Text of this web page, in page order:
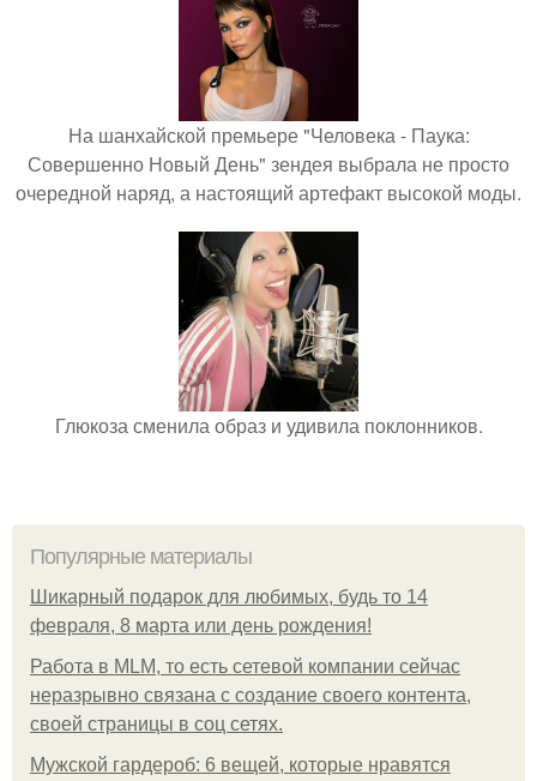
На шанхайской премьере "Человека - Паука:
Совершенно Новый День" зендея выбрала не просто
очередной наряд, а настоящий артефакт высокой моды.
Глюкоза сменила образ и удивила поклонников.
Популярные материалы
Шикарный подарок для любимых, будь то 14
февраля, 8 марта или день рождения!
Работа в MLM, то есть сетевой компании сейчас
неразрывно связана с создание своего контента,
своей страницы в соц сетях.
Мужской гардероб: 6 вещей, которые нравятся